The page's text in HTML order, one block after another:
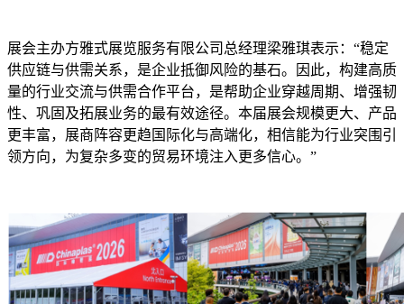
展会主办方雅式展览服务有限公司总经理梁雅琪表示：“稳定
供应链与供需关系，是企业抵御风险的基石。因此，构建高质
量的行业交流与供需合作平台，是帮助企业穿越周期、增强韧
性、巩固及拓展业务的最有效途径。本届展会规模更大、产品
更丰富，展商阵容更趋国际化与高端化，相信能为行业突围引
领方向，为复杂多变的贸易环境注入更多信心。”